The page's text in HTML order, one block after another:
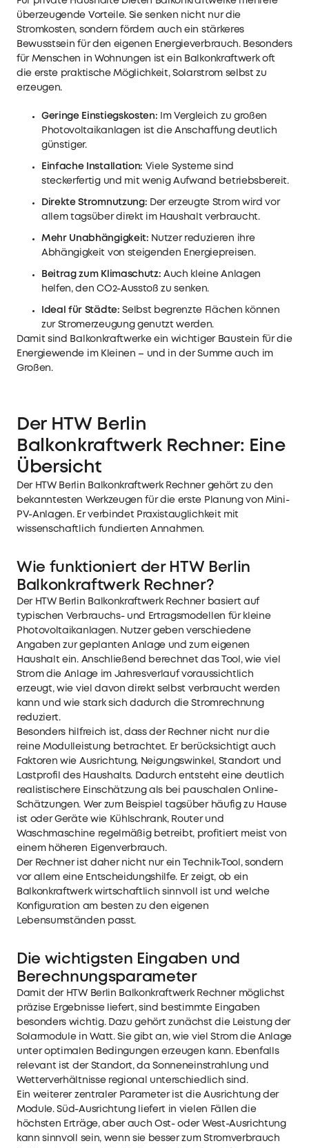
überzeugende Vorteile. Sie senken nicht nur die
Stromkosten, sondern fördern auch ein stärkeres
Bewusstsein für den eigenen Energieverbrauch. Besonders
für Menschen in Wohnungen ist ein Balkonkraftwerk oft
die erste praktische Möglichkeit, Solarstrom selbst zu
erzeugen.
Geringe Einstiegskosten: Im Vergleich zu großen
Photovoltaikanlagen ist die Anschaffung deutlich
günstiger.
Einfache Installation: Viele Systeme sind
steckerfertig und mit wenig Aufwand betriebsbereit.
Direkte Stromnutzung: Der erzeugte Strom wird vor
allem tagsüber direkt im Haushalt verbraucht.
Mehr Unabhängigkeit: Nutzer reduzieren ihre
Abhängigkeit von steigenden Energiepreisen.
Beitrag zum Klimaschutz: Auch kleine Anlagen
helfen, den CO2-Ausstoß zu senken.
Ideal für Städte: Selbst begrenzte Flächen können
zur Stromerzeugung genutzt werden.
Damit sind Balkonkraftwerke ein wichtiger Baustein für die
Energiewende im Kleinen – und in der Summe auch im
Großen.
Der HTW Berlin
Balkonkraftwerk Rechner: Eine
Übersicht
Der HTW Berlin Balkonkraftwerk Rechner gehört zu den
bekanntesten Werkzeugen für die erste Planung von Mini-
PV-Anlagen. Er verbindet Praxistauglichkeit mit
wissenschaftlich fundierten Annahmen.
Wie funktioniert der HTW Berlin
Balkonkraftwerk Rechner?
Der HTW Berlin Balkonkraftwerk Rechner basiert auf
typischen Verbrauchs- und Ertragsmodellen für kleine
Photovoltaikanlagen. Nutzer geben verschiedene
Angaben zur geplanten Anlage und zum eigenen
Haushalt ein. Anschließend berechnet das Tool, wie viel
Strom die Anlage im Jahresverlauf voraussichtlich
erzeugt, wie viel davon direkt selbst verbraucht werden
kann und wie stark sich dadurch die Stromrechnung
reduziert.
Besonders hilfreich ist, dass der Rechner nicht nur die
reine Modulleistung betrachtet. Er berücksichtigt auch
Faktoren wie Ausrichtung, Neigungswinkel, Standort und
Lastprofil des Haushalts. Dadurch entsteht eine deutlich
realistischere Einschätzung als bei pauschalen Online-
Schätzungen. Wer zum Beispiel tagsüber häufig zu Hause
ist oder Geräte wie Kühlschrank, Router und
Waschmaschine regelmäßig betreibt, profitiert meist von
einem höheren Eigenverbrauch.
Der Rechner ist daher nicht nur ein Technik-Tool, sondern
vor allem eine Entscheidungshilfe. Er zeigt, ob ein
Balkonkraftwerk wirtschaftlich sinnvoll ist und welche
Konfiguration am besten zu den eigenen
Lebensumständen passt.
Die wichtigsten Eingaben und
Berechnungsparameter
Damit der HTW Berlin Balkonkraftwerk Rechner möglichst
präzise Ergebnisse liefert, sind bestimmte Eingaben
besonders wichtig. Dazu gehört zunächst die Leistung der
Solarmodule in Watt. Sie gibt an, wie viel Strom die Anlage
unter optimalen Bedingungen erzeugen kann. Ebenfalls
relevant ist der Standort, da Sonneneinstrahlung und
Wetterverhältnisse regional unterschiedlich sind.
Ein weiterer zentraler Parameter ist die Ausrichtung der
Module. Süd-Ausrichtung liefert in vielen Fällen die
höchsten Erträge, aber auch Ost- oder West-Ausrichtung
kann sinnvoll sein, wenn sie besser zum Stromverbrauch